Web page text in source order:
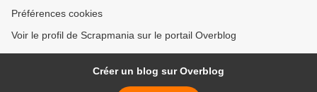
Préférences cookies
Voir le profil de Scrapmania sur le portail Overblog
Créer un blog sur Overblog